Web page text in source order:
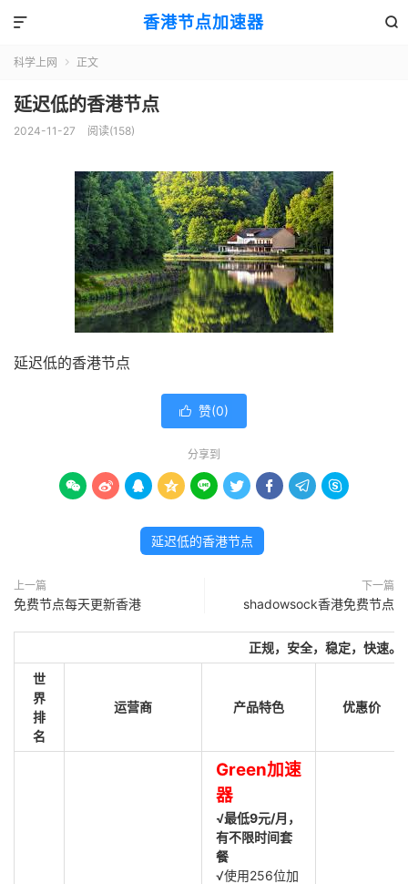
香港节点加速器 

科学上网  正文
延迟低的香港节点
2024-11-27 阅读(158)
延迟低的香港节点
 赞(0)
分享到
        
延迟低的香港节点
上一篇
免费节点每天更新香港
下一篇
shadowsock香港免费节点
正规，安全，稳定，快速。
世
界
排
名
运营商 产品特色 优惠价
Green加速
器
√最低9元/月，
有不限时间套
餐
√使用256位加